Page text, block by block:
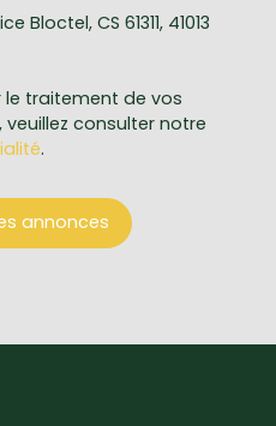
Bloctel, CS 61311, 41013
le traitement de vos
consulter notre
.
annonces